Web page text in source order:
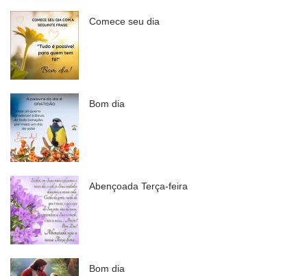
Comece seu dia
Bom dia
Abençoada Terça-feira
Bom dia